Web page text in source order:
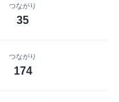
つながり
35
つながり
174